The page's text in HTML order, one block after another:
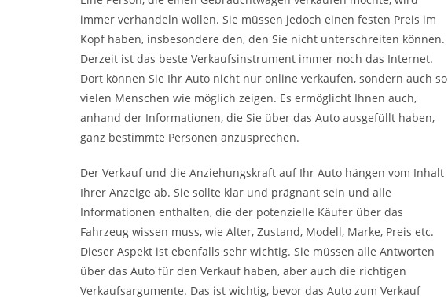
immer verhandeln wollen. Sie müssen jedoch einen festen Preis im
Kopf haben, insbesondere den, den Sie nicht unterschreiten können.
Derzeit ist das beste Verkaufsinstrument immer noch das Internet.
Dort können Sie Ihr Auto nicht nur online verkaufen, sondern auch so
vielen Menschen wie möglich zeigen. Es ermöglicht Ihnen auch,
anhand der Informationen, die Sie über das Auto ausgefüllt haben,
ganz bestimmte Personen anzusprechen.
Der Verkauf und die Anziehungskraft auf Ihr Auto hängen vom Inhalt
Ihrer Anzeige ab. Sie sollte klar und prägnant sein und alle
Informationen enthalten, die der potenzielle Käufer über das
Fahrzeug wissen muss, wie Alter, Zustand, Modell, Marke, Preis etc.
Dieser Aspekt ist ebenfalls sehr wichtig. Sie müssen alle Antworten
über das Auto für den Verkauf haben, aber auch die richtigen
Verkaufsargumente. Das ist wichtig, bevor das Auto zum Verkauf